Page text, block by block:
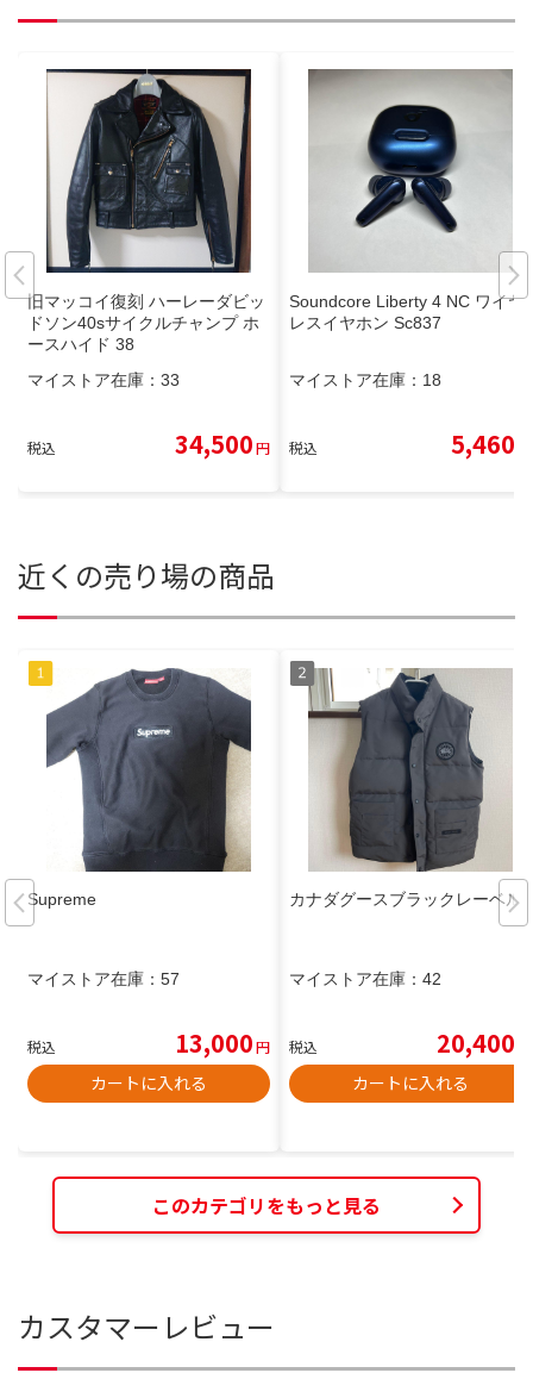
旧マッコイ復刻 ハーレーダビッ
ドソン40sサイクルチャンプ ホ
ースハイド 38
マイストア在庫： 33
税込 34,500円
Soundcore Liberty 4 NC ワイヤ
レスイヤホン Sc837
マイストア在庫： 18
税込 5,460
近くの売り場の商品
Supreme
マイストア在庫： 57
税込 13,000円
カートに入れる
カナダグースブラックレーベル
マイストア在庫： 42
税込 20,400
カートに入れる
このカテゴリをもっと見る
カスタマーレビュー